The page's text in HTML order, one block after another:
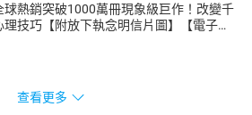
球熱銷突破1000萬冊現象級巨作！改變千
理技巧【附放下執念明信片圖】【電子
查看更多